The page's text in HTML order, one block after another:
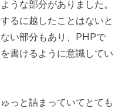
うな部分がありました。
るに越したことはないと
い部分もあり、PHPで
書けるように意識してい
っと詰まっていてとても